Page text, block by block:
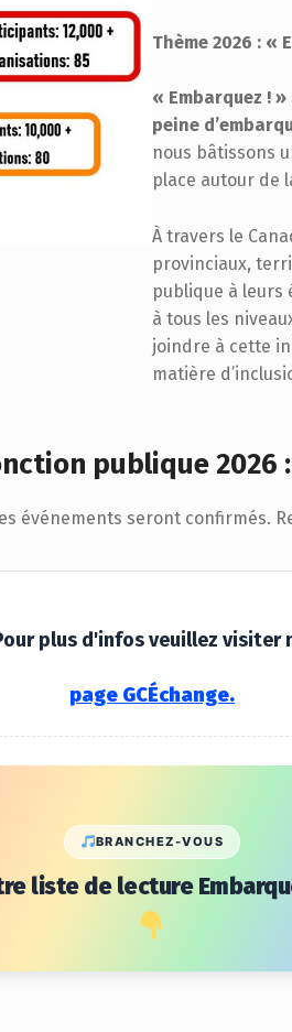
Thème 2026 : «
« Embarquez ! »
peine
nous bâtissons
place autour de
À travers le
provinciaux,
publique à leurs
à tous les
joindre à cette
matière
publique 2026
événements seront confirmés.
plus d'infos veuillez visiter
page GCÉchange.
BRANCHEZ-VOUS
liste de lecture